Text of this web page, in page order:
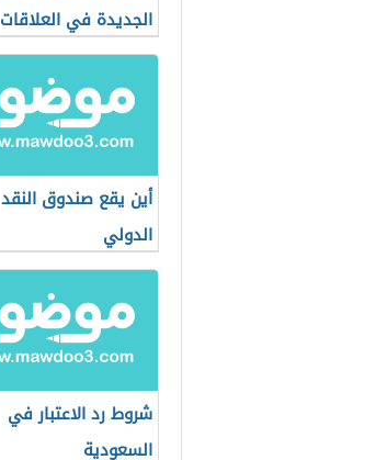
الجديدة في العلاقات
الدولية
أين يقع صندوق النقد
الدولي
شروط رد الاعتبار في
السعودية